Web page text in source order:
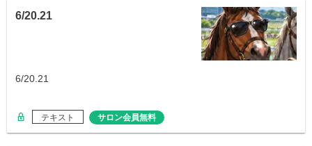
6/20.21
6/20.21
テキスト サロン会員無料